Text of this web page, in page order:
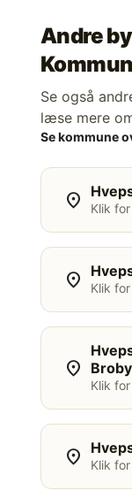
Andre
Se også
læse mere
Se kommune
location_on Klik
location_on Klik
location_on
Klik
location_on Klik